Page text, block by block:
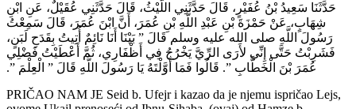
حَدَّثَنَا سَعِيدُ بْنُ عُفَيْرٍ، قَالَ حَدَّثَنِي اللَّيْثُ، قَالَ حَدَّثَنِي عُقَيْلٌ، عَنِ ابْنِ
شِهَابٍ، عَنْ حَمْزَةَ بْنِ عَبْدِ اللَّهِ بْنِ عُمَرَ، أَنَّ ابْنَ عُمَرَ، قَالَ سَمِعْتُ
رَسُولَ اللَّهِ صلى الله عليه وسلم قَالَ ‏”‏ بَيْنَا أَنَا نَائِمٌ أُتِيتُ بِقَدَحِ لَبَنٍ،
فَشَرِبْتُ حَتَّى إِنِّي لأَرَى الرِّيَّ يَخْرُجُ فِي أَظْفَارِي، ثُمَّ أَعْطَيْتُ فَضْلِي
عُمَرَ بْنَ الْخَطَّابِ ‏”‏‏.‏ قَالُوا فَمَا أَوَّلْتَهُ يَا رَسُولَ اللَّهِ قَالَ ‏”‏ الْعِلْمَ ‏”‏‏.‏
PRIČAO NAM JE Seid b. Ufejr i kazao da je njemu ispričao Lejs,